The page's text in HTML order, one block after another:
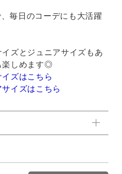
毎日のコーデにも大活躍
ズとジュニアサイズもあ
楽しめます◎
ズはこちら
イズはこちら